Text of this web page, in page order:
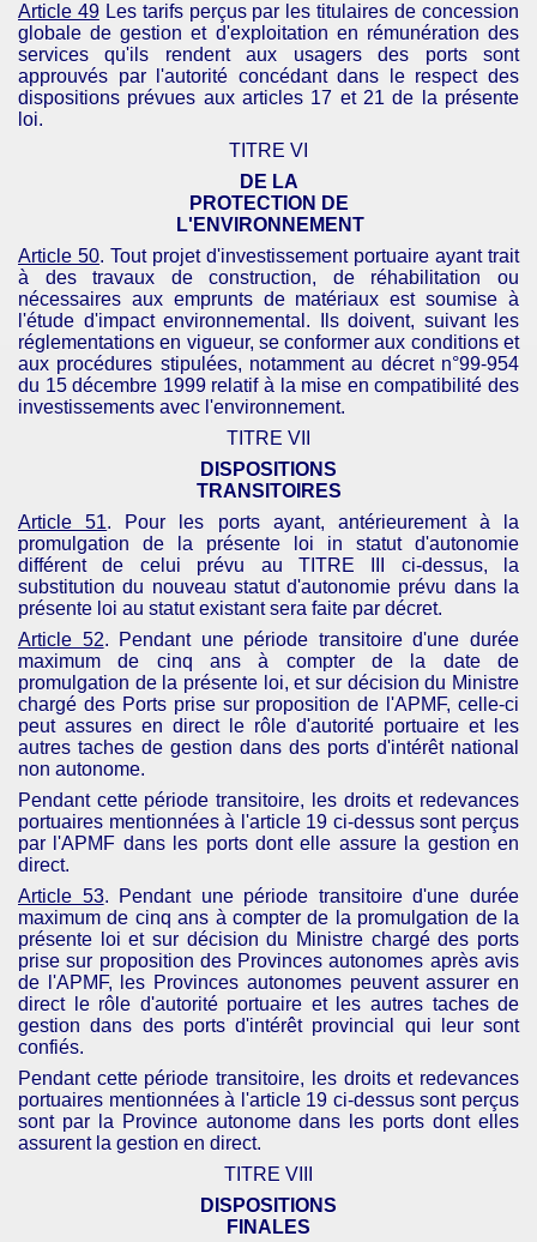
Article 49Les tarifs perçus par les titulaires de concession
globale de gestion et d'exploitation en rémunération des
services qu'ils rendent aux usagers des ports sont
approuvés par l'autorité concédant dans le respect des
dispositions prévues aux articles 17 et 21 de la présente
loi.
TITRE VI
DE LA
PROTECTION DE
L' ENVIRONNEMENT
Article 50. Tout projet d'investissement portuaire ayant trait
à des travaux de construction, de réhabilitation ou
nécessaires aux emprunts de matériaux est soumise à
l'étude d'impact environnemental. Ils doivent, suivant les
réglementations en vigueur, se conformer aux conditions et
aux procédures stipulées, notamment au décret n°99-954
du 15 décembre 1999 relatif à la mise en compatibilité des
investissements avec l'environnement.
TITRE VII
DISPOSITIONS
TRANSITOIRES
Article 51. Pour les ports ayant, antérieurement à la
promulgation de la présente loi in statut d'autonomie
différent de celui prévu au TITRE III ci-dessus, la
substitution du nouveau statut d'autonomie prévu dans la
présente loi au statut existant sera faite par décret.
Article 52. Pendant une période transitoire d'une durée
maximum de cinq ans à compter de la date de
promulgation de la présente loi, et sur décision du Ministre
chargé des Ports prise sur proposition de l'APMF, celle-ci
peut assures en direct le rôle d'autorité portuaire et les
autres taches de gestion dans des ports d'intérêt national
non autonome.
Pendant cette période transitoire, les droits et redevances
portuaires mentionnées à l'article 19 ci-dessus sont perçus
par l'APMF dans les ports dont elle assure la gestion en
direct.
Article 53. Pendant une période transitoire d'une durée
maximum de cinq ans à compter de la promulgation de la
présente loi et sur décision du Ministre chargé des ports
prise sur proposition des Provinces autonomes après avis
de l'APMF, les Provinces autonomes peuvent assurer en
direct le rôle d'autorité portuaire et les autres taches de
gestion dans des ports d'intérêt provincial qui leur sont
confiés.
Pendant cette période transitoire, les droits et redevances
portuaires mentionnées à l'article 19 ci-dessus sont perçus
sont par la Province autonome dans les ports dont elles
assurent la gestion en direct.
TITRE VIII
DISPOSITIONS
FINALES